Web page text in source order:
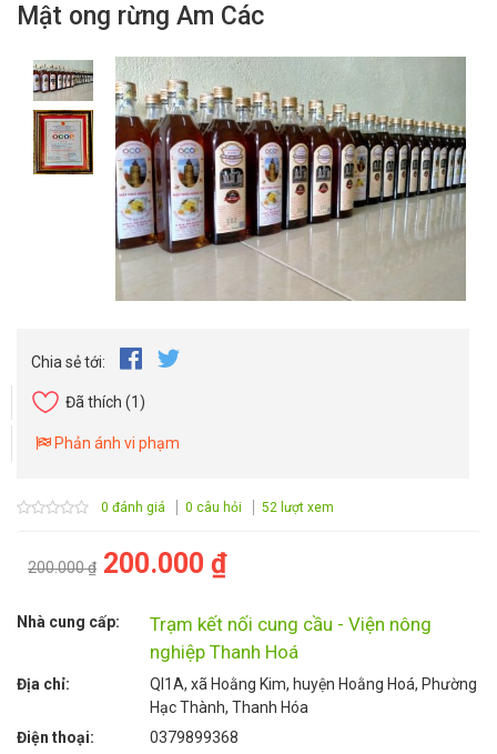
Mật ong rừng Am Các
Chia sẻ tới:
Đã thích (1)
Phản ánh vi phạm
0 đánh giá 0 câu hỏi 52 lượt xem
200.000 ₫ 200.000 ₫
Nhà cung cấp:
Trạm kết nối cung cầu - Viện nông
nghiệp Thanh Hoá
Địa chỉ:
Ql1A, xã Hoằng Kim, huyện Hoằng Hoá, Phường
Hạc Thành, Thanh Hóa
Điện thoại:
0379899368